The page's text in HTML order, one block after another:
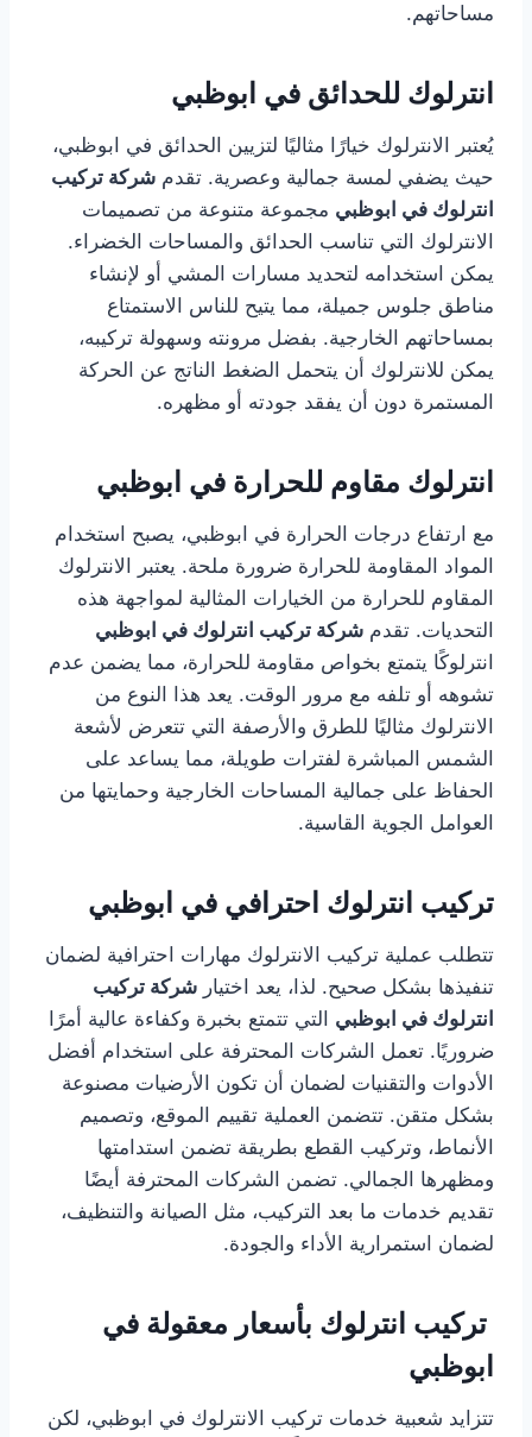
مساحاتهم.
انترلوك للحدائق في ابوظبي
يُعتبر الانترلوك خيارًا مثاليًا لتزيين الحدائق في ابوظبي،
حيث يضفي لمسة جمالية وعصرية. تقدم شركة تركيب
انترلوك في ابوظبي مجموعة متنوعة من تصميمات
الانترلوك التي تناسب الحدائق والمساحات الخضراء.
يمكن استخدامه لتحديد مسارات المشي أو لإنشاء
مناطق جلوس جميلة، مما يتيح للناس الاستمتاع
بمساحاتهم الخارجية. بفضل مرونته وسهولة تركيبه،
يمكن للانترلوك أن يتحمل الضغط الناتج عن الحركة
المستمرة دون أن يفقد جودته أو مظهره.
انترلوك مقاوم للحرارة في ابوظبي
مع ارتفاع درجات الحرارة في ابوظبي، يصبح استخدام
المواد المقاومة للحرارة ضرورة ملحة. يعتبر الانترلوك
المقاوم للحرارة من الخيارات المثالية لمواجهة هذه
التحديات. تقدم شركة تركيب انترلوك في ابوظبي
انترلوكًا يتمتع بخواص مقاومة للحرارة، مما يضمن عدم
تشوهه أو تلفه مع مرور الوقت. يعد هذا النوع من
الانترلوك مثاليًا للطرق والأرصفة التي تتعرض لأشعة
الشمس المباشرة لفترات طويلة، مما يساعد على
الحفاظ على جمالية المساحات الخارجية وحمايتها من
العوامل الجوية القاسية.
تركيب انترلوك احترافي في ابوظبي
تتطلب عملية تركيب الانترلوك مهارات احترافية لضمان
تنفيذها بشكل صحيح. لذا، يعد اختيار شركة تركيب
انترلوك في ابوظبي التي تتمتع بخبرة وكفاءة عالية أمرًا
ضروريًا. تعمل الشركات المحترفة على استخدام أفضل
الأدوات والتقنيات لضمان أن تكون الأرضيات مصنوعة
بشكل متقن. تتضمن العملية تقييم الموقع، وتصميم
الأنماط، وتركيب القطع بطريقة تضمن استدامتها
ومظهرها الجمالي. تضمن الشركات المحترفة أيضًا
تقديم خدمات ما بعد التركيب، مثل الصيانة والتنظيف،
لضمان استمرارية الأداء والجودة.
تركيب انترلوك بأسعار معقولة في
ابوظبي
تتزايد شعبية خدمات تركيب الانترلوك في ابوظبي، لكن